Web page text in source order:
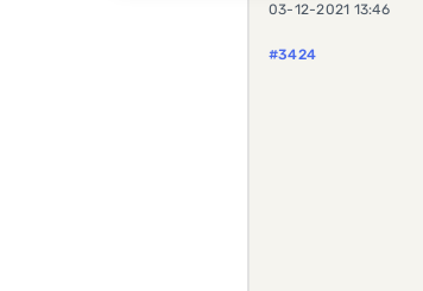
03-12-2021 13:46
#3424